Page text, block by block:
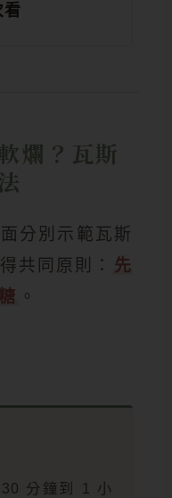
看
爛？瓦斯
分別示範瓦斯
共同原則：
先
。
分鐘到 1 小